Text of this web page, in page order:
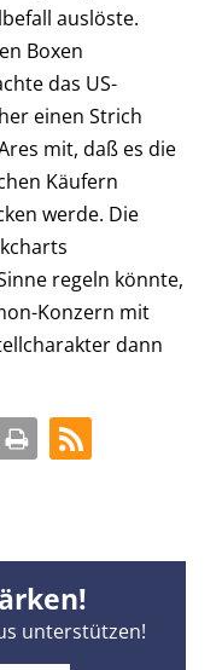
auslöste.
Boxen
das US-
einen Strich
mit, daß es die
Käufern
werde. Die
regeln könnte,
Konzern mit
dann
unterstützen!